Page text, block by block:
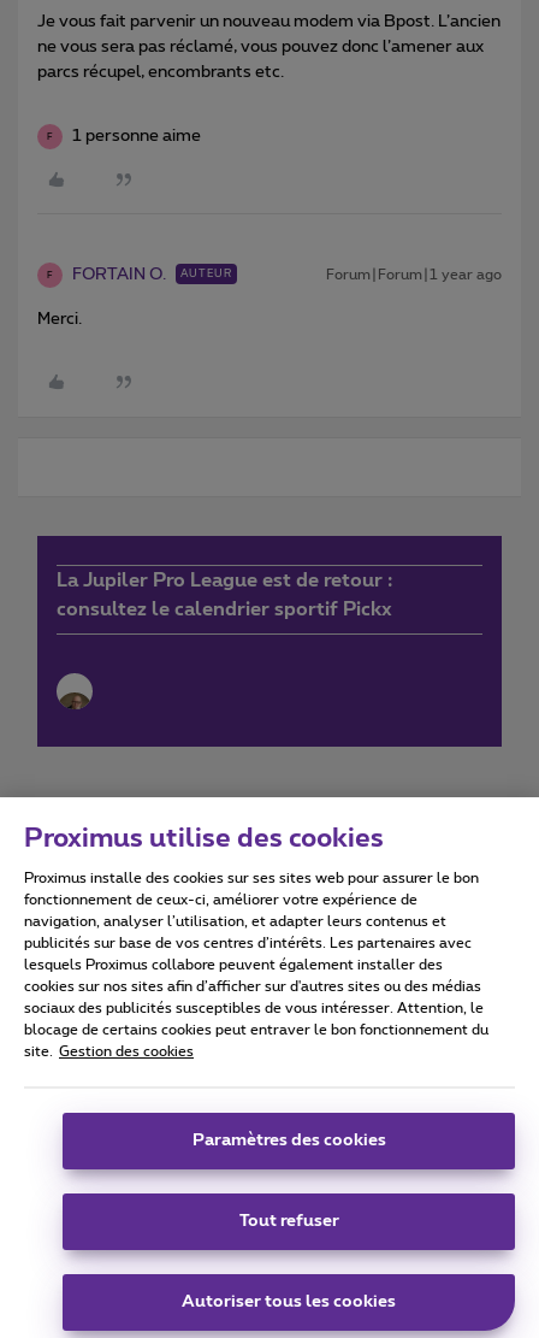
Je vous fait parvenir un nouveau modem via Bpost. L’ancien
ne vous sera pas réclamé, vous pouvez donc l’amener aux
parcs récupel, encombrants etc.
F 1 personne aime
F FORTAIN O. AUTEUR Forum|Forum|1 year ago
Merci.
La Jupiler Pro League est de retour :
consultez le calendrier sportif Pickx
Conditions d'utilisation Accessibility statement
Tous droits réservés. © 2026 Proximus
Conditions générales, info consommateur
Coordonnées de l’entreprise
Boulevard du Roi Albert II 27 - B-1030 Bruxelles.
Carrier & Wholesale Solutions
|Telindus
|Sitemap
Proximus utilise des cookies
Proximus installe des cookies sur ses sites web pour assurer le bon
fonctionnement de ceux-ci, améliorer votre expérience de
navigation, analyser l’utilisation, et adapter leurs contenus et
publicités sur base de vos centres d’intérêts. Les partenaires avec
lesquels Proximus collabore peuvent également installer des
cookies sur nos sites afin d’afficher sur d'autres sites ou des médias
sociaux des publicités susceptibles de vous intéresser. Attention, le
blocage de certains cookies peut entraver le bon fonctionnement du
site.
Gestion des cookies
Paramètres des cookies
Tout refuser
Autoriser tous les cookies